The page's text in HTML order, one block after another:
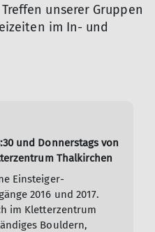
unserer Gruppen
im In- und
und Donnerstags von
Thalkirchen
Einsteiger-
2016 und 2017.
im Kletterzentrum
Bouldern,